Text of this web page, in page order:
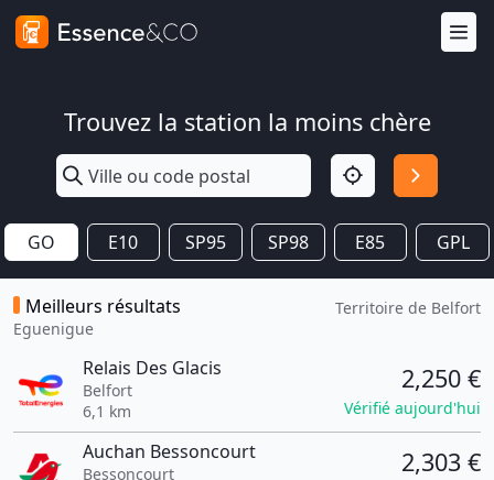
Trouvez la station la moins chère
GO E10 SP95 SP98 E85 GPL
Meilleurs résultats
Eguenigue
Territoire de Belfort
Relais Des Glacis
Belfort
6,1 km
2,250 €
Vérifié aujourd'hui
Auchan Bessoncourt
Bessoncourt
2,303 €